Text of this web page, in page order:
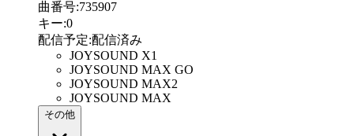
曲番号:735907
キー:0
配信予定:配信済み
JOYSOUND X1
JOYSOUND MAX GO
JOYSOUND MAX2
JOYSOUND MAX
その他